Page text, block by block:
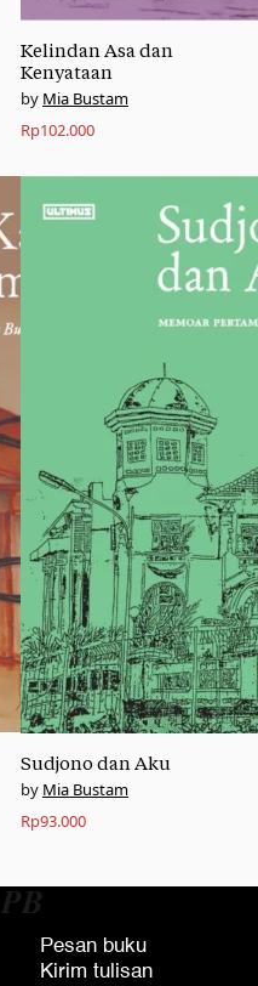
Kelindan Asa dan
Kenyataan
Mia Bustam
Rp102.000
Sudjono dan Aku
Mia Bustam
Rp93.000
𝑷𝑩
Pesan buku
Kirim tulisan